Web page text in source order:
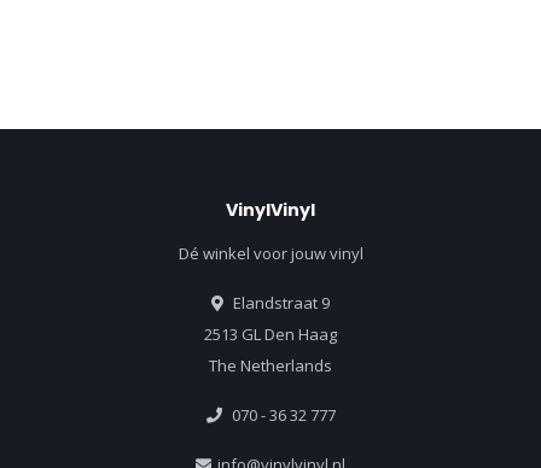
VinylVinyl
Dé winkel voor jouw vinyl
Elandstraat 9
2513 GL Den Haag
The Netherlands
070 - 36 32 777